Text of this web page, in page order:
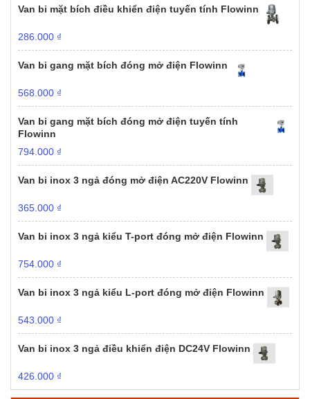
Van bi mặt bích điều khiển điện tuyến tính Flowinn
286.000 ₫
Van bi gang mặt bích đóng mở điện Flowinn
568.000 ₫
Van bi gang mặt bích đóng mở điện tuyến tính
Flowinn
794.000 ₫
Van bi inox 3 ngả đóng mở điện AC220V Flowinn
365.000 ₫
Van bi inox 3 ngả kiểu T-port đóng mở điện Flowinn
754.000 ₫
Van bi inox 3 ngả kiểu L-port đóng mở điện Flowinn
543.000 ₫
Van bi inox 3 ngả điều khiển điện DC24V Flowinn
426.000 ₫